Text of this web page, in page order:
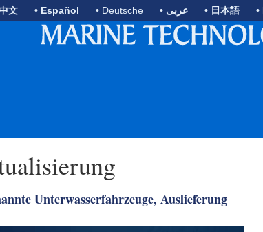
文 • Español • Deutsche • عربى • 日本語
Unterwasserfahrzeuge, Auslieferung